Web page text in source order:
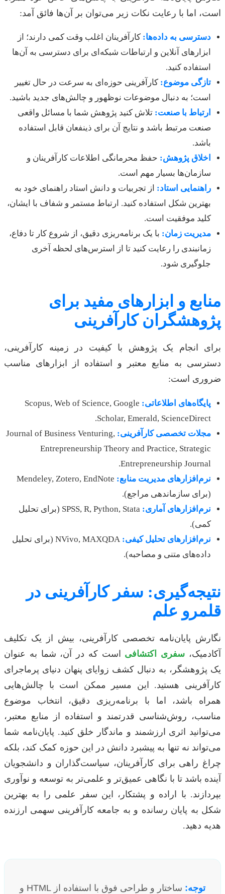
است، اما با رعایت نکات زیر می‌توان بر آن‌ها فائق آمد:
دسترسی به داده‌ها: کارآفرینان اغلب وقت کمی دارند؛ از
ابزارهای آنلاین و ارتباطات شبکه‌ای برای دسترسی به آن‌ها
استفاده کنید.
تازگی موضوع: کارآفرینی حوزه‌ای به سرعت در حال تغییر
است؛ به دنبال موضوعات نوظهور و چالش‌های جدید باشید.
ارتباط با صنعت: تلاش کنید پژوهش شما با مسائل واقعی
صنعت مرتبط باشد و نتایج آن برای ذینفعان قابل استفاده
باشد.
اخلاق پژوهش: حفظ محرمانگی اطلاعات کارآفرینان و
سازمان‌ها بسیار مهم است.
راهنمایی استاد: از تجربیات و دانش استاد راهنمای خود به
بهترین شکل استفاده کنید. ارتباط مستمر و شفاف با ایشان،
کلید موفقیت است.
مدیریت زمان: با یک برنامه‌ریزی دقیق، از شروع کار تا دفاع،
زمانبندی را رعایت کنید تا از استرس‌های لحظه آخری
جلوگیری شود.
منابع و ابزارهای مفید برای
پژوهشگران کارآفرینی
برای انجام یک پژوهش با کیفیت در زمینه کارآفرینی،
دسترسی به منابع معتبر و استفاده از ابزارهای مناسب
ضروری است:
پایگاه‌های اطلاعاتی: Scopus, Web of Science, Google
Scholar, Emerald, ScienceDirect.
مجلات تخصصی کارآفرینی: Journal of Business Venturing,
Entrepreneurship Theory and Practice, Strategic
Entrepreneurship Journal.
نرم‌افزارهای مدیریت منابع: Mendeley, Zotero, EndNote
(برای سازماندهی مراجع).
نرم‌افزارهای آماری:
SPSS, R, Python, Stata (برای تحلیل
کمی).
نرم‌افزارهای تحلیل کیفی:
NVivo, MAXQDA (برای تحلیل
داده‌های متنی و مصاحبه).
نتیجه‌گیری: سفر کارآفرینی در
قلمرو علم
نگارش پایان‌نامه تخصصی کارآفرینی، بیش از یک تکلیف
آکادمیک، سفری اکتشافی است که در آن، شما به عنوان
یک پژوهشگر، به دنبال کشف زوایای پنهان دنیای پرماجرای
کارآفرینی هستید. این مسیر ممکن است با چالش‌هایی
همراه باشد، اما با برنامه‌ریزی دقیق، انتخاب موضوع
مناسب، روش‌شناسی قدرتمند و استفاده از منابع معتبر،
می‌توانید اثری ارزشمند و ماندگار خلق کنید. پایان‌نامه شما
می‌تواند نه تنها به پیشبرد دانش در این حوزه کمک کند، بلکه
چراغ راهی برای کارآفرینان، سیاست‌گذاران و دانشجویان
آینده باشد تا با نگاهی عمیق‌تر و علمی‌تر به توسعه و نوآوری
بپردازند. با اراده و پشتکار، این سفر علمی را به بهترین
شکل به پایان رسانده و به جامعه کارآفرینی سهمی ارزنده
هدیه دهید.
توجه:
ساختار و طراحی فوق با استفاده از HTML و